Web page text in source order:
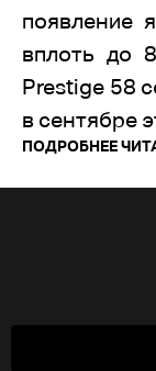
появление
вплоть до
Prestige 58
в сентябре
ПОДРОБНЕЕ